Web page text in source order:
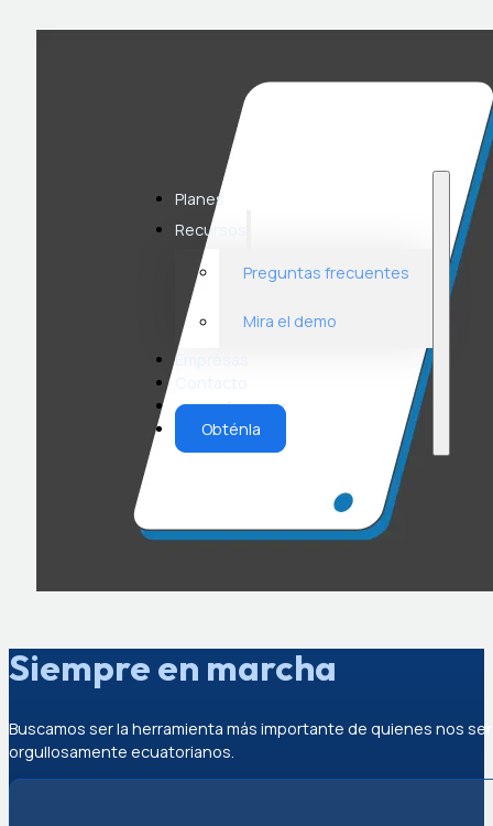
Planes
Recursos
Preguntas frecuentes
Mira el demo
Empresas
Acceder
Obténla
Siempre en marcha
Buscamos ser la herramienta más importante de quienes nos
orgullosamente ecuatorianos.